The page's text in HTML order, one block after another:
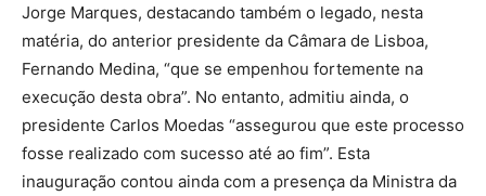
Jorge Marques, destacando também o legado, nesta
matéria, do anterior presidente da Câmara de Lisboa,
Fernando Medina, “que se empenhou fortemente na
execução desta obra”. No entanto, admitiu ainda, o
presidente Carlos Moedas “assegurou que este processo
fosse realizado com sucesso até ao fim”. Esta
inauguração contou ainda com a presença da Ministra da